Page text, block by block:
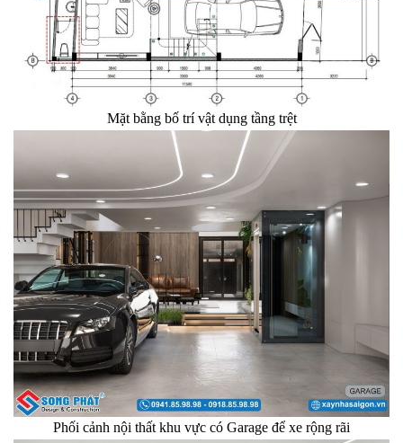
Mặt bằng bố trí vật dụng tầng trệt
Phối cảnh nội thất khu vực có Garage để xe rộng rãi